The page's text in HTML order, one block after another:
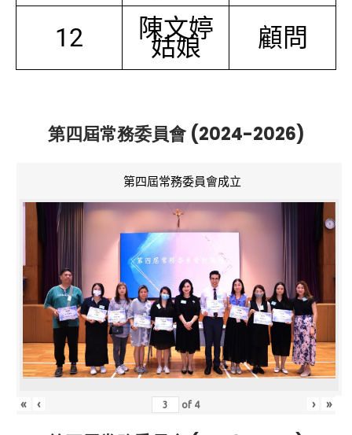
12 陳文婷
姑娘 顧問
第四屆常務委員會 (2024-2026)
第四屆常務委員會成立
« ‹ of 4 › »